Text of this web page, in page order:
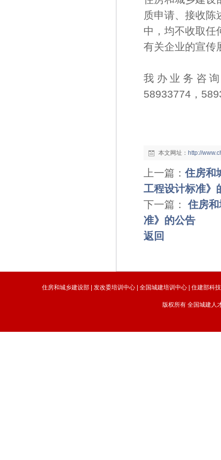
质申请、接收陈
中，均不收取任
有关企业的宣传
我办业务咨询
58933774，
本文网址： http://
上一篇：住房和
工程设计标准》
下一篇： 住房
准》的公告
返回
住房和城乡建设部 |发改委培训中心 |全国城建培训中心 |住建部科
版权所有 全国城建人